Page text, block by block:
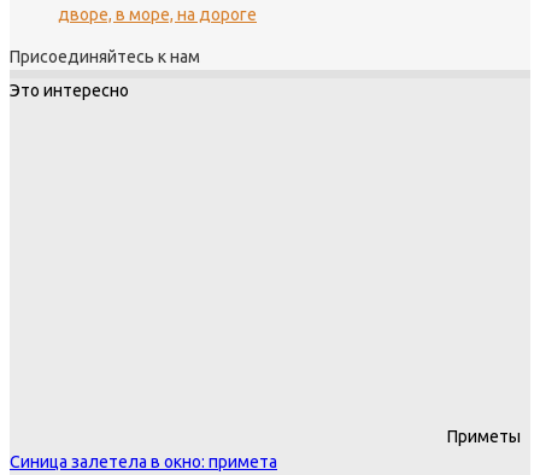
дворе, в море, на дороге
Присоединяйтесь к нам
Это интересно
Приметы
Синица залетела в окно: примета